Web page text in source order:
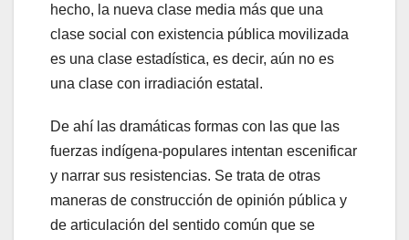
hecho, la nueva clase media más que una
clase social con existencia pública movilizada
es una clase estadística, es decir, aún no es
una clase con irradiación estatal.
De ahí las dramáticas formas con las que las
fuerzas indígena-populares intentan escenificar
y narrar sus resistencias. Se trata de otras
maneras de construcción de opinión pública y
de articulación del sentido común que se